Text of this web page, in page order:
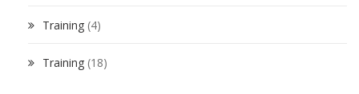
Training (4)
Training (18)